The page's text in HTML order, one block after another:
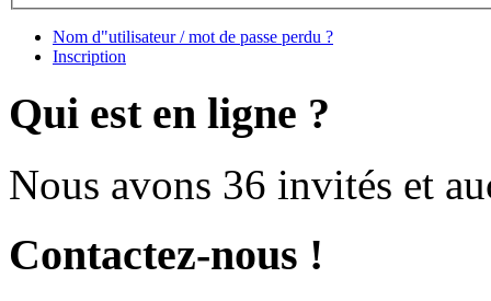
Nom d"utilisateur / mot de passe perdu ?
Inscription
Qui est en ligne ?
Nous avons 36 invités et
Contactez-nous !